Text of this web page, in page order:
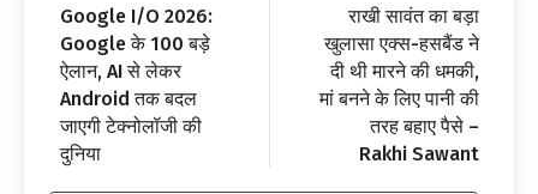
Google I/O 2026:
Google के 100 बड़े
ऐलान, AI से लेकर
Android तक बदल
जाएगी टेक्नोलॉजी की
दुनिया
राखी सावंत का बड़ा
खुलासा एक्स-हसबैंड ने
दी थी मारने की धमकी,
मां बनने के लिए पानी की
तरह बहाए पैसे –
Rakhi Sawant